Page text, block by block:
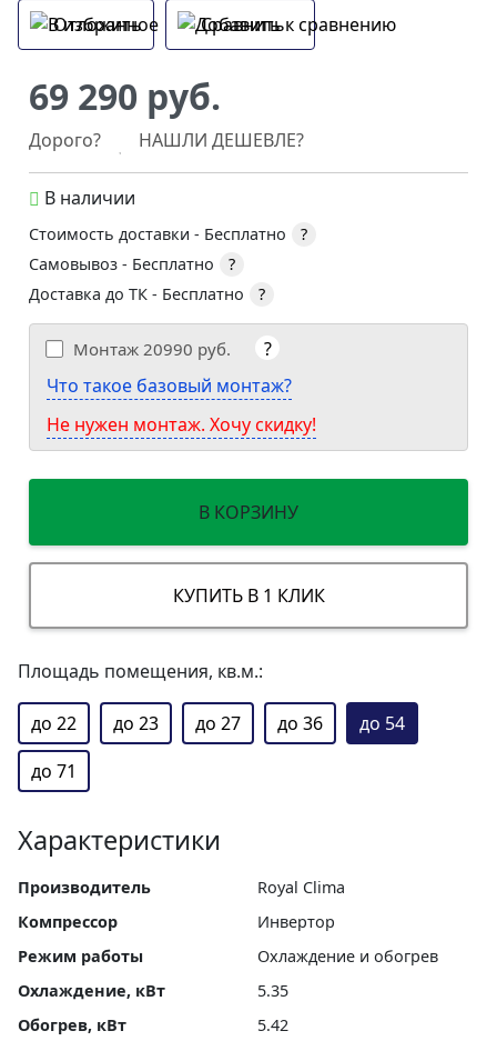
Отложить Сравнить
69 290 руб.
Дорого? НАШЛИ ДЕШЕВЛЕ?
В наличии
Стоимость доставки - Бесплатно
?
Самовывоз - Бесплатно
?
Доставка до ТК - Бесплатно ?
Монтаж 20990 руб.
?
Что такое базовый монтаж?
Не нужен монтаж. Хочу скидку!
В КОРЗИНУ
КУПИТЬ В 1 КЛИК
Площадь помещения, кв.м.:
до 22 до 23 до 27 до 36
до 54
до 71
Характеристики
Производитель
Royal Clima
Компрессор
Инвертор
Режим работы
Охлаждение и обогрев
Охлаждение, кВт
5.35
Обогрев, кВт
5.42